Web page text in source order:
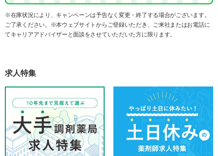
※在庫状況により、キャンペーンは予告なく変更・終了する場合がございます。
ご了承ください。※本ウェブサイトからご登録いただき、ご来社またはお電話に
てキャリアアドバイザーと面談をさせていただいた方に限ります。
求人特集